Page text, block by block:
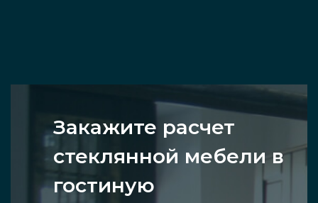
Закажите расчет
стеклянной мебели в
гостиную